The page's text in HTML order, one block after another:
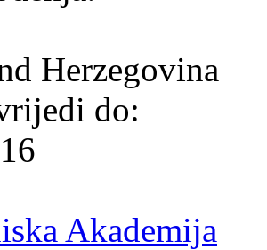
Herzegovina
do:
Akademija